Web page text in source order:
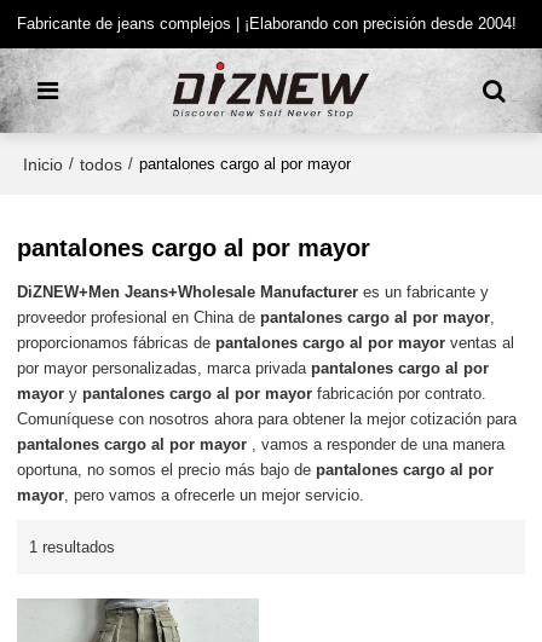
Fabricante de jeans complejos | ¡Elaborando con precisión desde 2004!
Inicio / todos / pantalones cargo al por mayor
pantalones cargo al por mayor
DiZNEW+Men Jeans+Wholesale Manufacturer es un fabricante y
proveedor profesional en China depantalones cargo al por mayor,
proporcionamos fábricas depantalones cargo al por mayor ventas al
por mayor personalizadas, marca privadapantalones cargo al por
mayor ypantalones cargo al por mayor fabricación por contrato.
Comuníquese con nosotros ahora para obtener la mejor cotización para
pantalones cargo al por mayor , vamos a responder de una manera
oportuna, no somos el precio más bajo depantalones cargo al por
mayor, pero vamos a ofrecerle un mejor servicio.
1 resultados